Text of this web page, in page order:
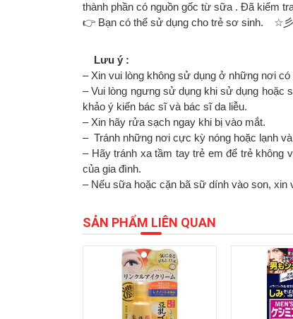
thành phần có nguồn gốc từ sữa . Đã kiểm
👉 Bạn có thể sử dụng cho trẻ sơ sinh. ☆彡
Lưu ý :
– Xin vui lòng không sử dụng ở những nơi
– Vui lòng ngưng sử dụng khi sử dụng hoặc
khảo ý kiến bác sĩ và bác sĩ da liễu.
– Xin hãy rửa sạch ngay khi bị vào mắt.
– Tránh những nơi cực kỳ nóng hoặc lạnh
– Hãy tránh xa tầm tay trẻ em để trẻ không
của gia đình.
– Nếu sữa hoặc cặn bã sữ dính vào son, xin
SẢN PHẨM LIÊN QUAN